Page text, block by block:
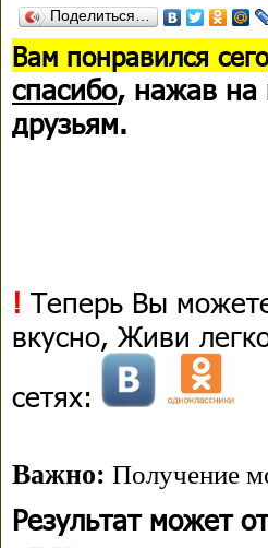
Поделиться…
Вам понравился
спасибо, нажав на
друзьям.
! Теперь Вы
вкусно, Живи
сетях:
Важно: Получение
Результат может